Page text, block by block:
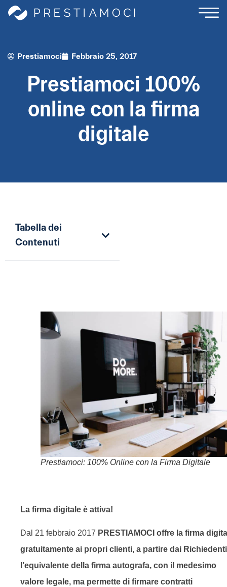
Prestiamoci Febbraio 25, 2017
Prestiamoci 100%
online con la firma
digitale
Tabella dei
Contenuti
Prestiamoci: 100% Online con la Firma Digitale
La firma digitale è attiva!
Dal 21 febbraio 2017 PRESTIAMOCI offre la firma
gratuitamente ai propri clienti, a partire dai
l’equivalente della firma autografa, con il medesimo
valore legale, ma permette di firmare contratti